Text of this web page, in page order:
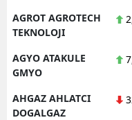
AGROT AGROTECH
TEKNOLOJI
AGYO ATAKULE
GMYO
AHGAZ AHLATCI
DOGALGAZ